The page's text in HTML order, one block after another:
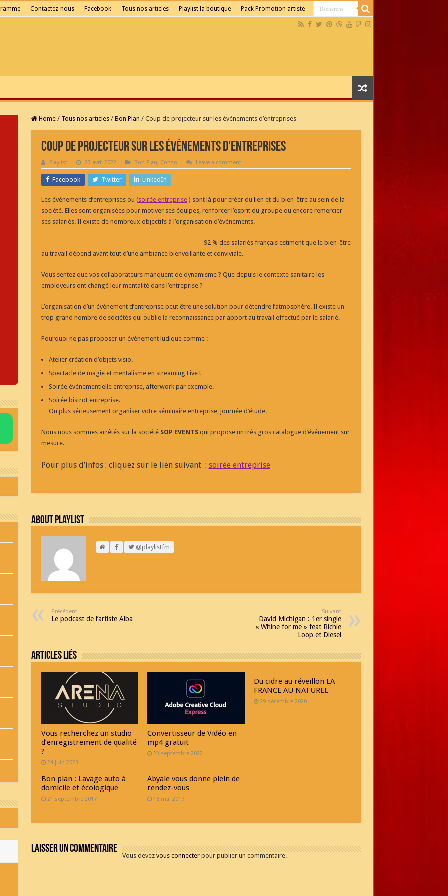
Contactez-nous Facebook Tous nos articles Playlist la boutique Pack Promotion artiste
Home / Tous nos articles / Bon Plan / Coup de projecteur sur les événements d’entreprises
Coup de projecteur sur les événements d’entreprises
Playlist 23 avril 2022 Bon Plan, Conso Leave a comment
Facebook Twitter LinkedIn
Les événements d’entreprises ou (soirée entreprise) sont là pour créer du lien et du bien-être au sein de la
société. Elles sont organisées pour motiver ses équipes, renforcer l’esprit du groupe ou encore remercier
ses salariés. Il existe de nombreux objectifs à l’organisation d’événements.
92 % des salariés français estiment que le bien-être
au travail dépend avant tout d’une ambiance bienveillante et conviviale.
Vous sentez que vos collaborateurs manquent de dynamisme ? Que depuis le contexte sanitaire les
employeurs ont changé leur mentalité dans l’entreprise ?
L’organisation d’un événement d’entreprise peut être une solution pour détendre l’atmosphère. Il existe un
trop grand nombre de sociétés qui oublie la reconnaissance par apport au travail effectué par le salarié.
Pourquoi ne pas proposer un évènement ludique comme :
Atelier création d’objets visio.
Spectacle de magie et mentalisme en streaming Live !
Soirée événementielle entreprise, afterwork par exemple.
Soirée bistrot entreprise.
Ou plus sérieusement organiser votre séminaire entreprise, journée d’étude.
Nous nous sommes arrêtés sur la société SOP EVENTSqui propose un très gros catalogue d’événement sur
mesure.
Pour plus d’infos : cliquez sur le lien suivant : soirée entreprise
About Playlist
@playlistfm
Précédent
Le podcast de l’artiste Alba
Suivant
David Michigan : 1er single
« Whine for me » feat Richie
Loop et Diesel
Articles Liés
Vous recherchez un studio
d’enregistrement de qualité
?
24 juin 2023
Convertisseur de Vidéo en
mp4 gratuit
23 septembre 2022
Du cidre au réveillon LA
FRANCE AU NATUREL
29 décembre 2020
Bon plan : Lavage auto à
domicile et écologique
21 septembre 2017
Abyale vous donne plein de
rendez-vous
18 mai 2017
Laisser un commentaire
Vous devez vous connecterpour publier un commentaire.